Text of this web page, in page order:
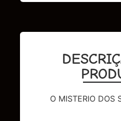
O MISTERIO DOS